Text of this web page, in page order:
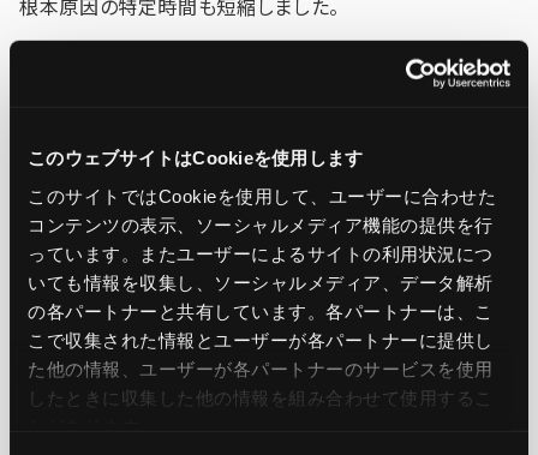
このウェブサイトはCookieを使用します
このサイトではCookieを使用して、ユーザーに合わせた
コンテンツの表示、ソーシャルメディア機能の提供を行
っています。またユーザーによるサイトの利用状況につ
いても情報を収集し、ソーシャルメディア、データ解析
の各パートナーと共有しています。各パートナーは、こ
こで収集された情報とユーザーが各パートナーに提供し
た他の情報、ユーザーが各パートナーのサービスを使用
したときに収集した他の情報を組み合わせて使用​​するこ
根本原因の特定時間も短縮しました。
予期せぬ負荷への迅速な対応が可能に
DevOpsチームへのリアルタイム通知で運用効率が向上
小売企業
小売企業は、季節的な注文パターンの変動に対応するた
め、AIOpsを導入して運用基盤を構築。ある日、主要な注文